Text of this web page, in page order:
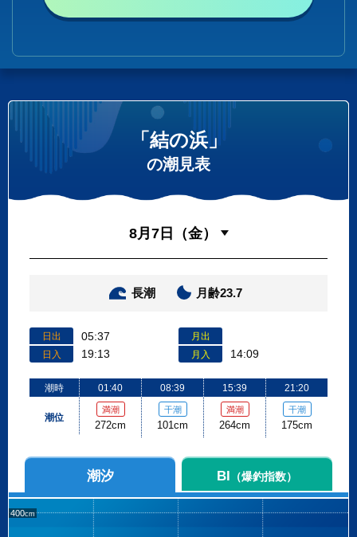
「結の浜」
の潮見表
長潮 月齢23.7
日出 05:37
日入 19:13
月出
月入
14:09
潮時
潮位
01:40
満潮
272cm
08:39
干潮
101cm
15:39
満潮
264cm
21:20
干潮
175cm
潮汐 BI （爆釣指数）
400